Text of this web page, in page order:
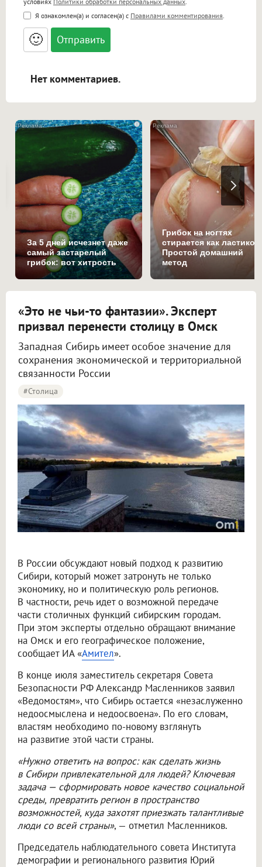
<b>, <strong>, <u>, <i>, <em>, <s>, <big>,
<small>, <sup>, <sub>, <pre>, <ul>, <ol>, <li>,
<blockquote>, <code> экранирует HTML,
адреса URL автоматически становятся
ссылками, и [img]адрес[/img] будет
Я ознакомлен(а) и согласен(а) с Правилами комментирования
🙂
Нет комментариев.
i
За 5 дней исчезнет даже
самый застарелый
грибок: вот хитрость
Грибок на ногтях
стирается как
Простой домашний
метод
«Это не чьи-то фантазии». Эксперт
призвал перенести столицу в Омск
Западная Сибирь имеет особое значение для
сохранения экономической и территориальной
связанности России
#столица
В России обсуждают новый подход к развитию
Сибири, который может затронуть не только
экономику, но и политическую роль регионов.
В частности, речь идет о возможной передаче
части столичных функций сибирским городам.
При этом эксперты отдельно обращают внимание
на Омск и его географическое положение,
сообщает ИА «Амител».
В конце июля заместитель секретаря Совета
Безопасности РФ Александр Масленников заявил
«Ведомостям», что Сибирь остается «незаслуженно
недоосмыслена и недоосвоена». По его словам,
властям необходимо по-новому взглянуть
на развитие этой части страны.
«Нужно ответить на вопрос: как сделать жизнь
в Сибири привлекательной для людей? Ключевая
задача — сформировать новое качество социальной
среды, превратить регион в пространство
возможностей, куда захотят приезжать талантливые
люди со всей страны», — отметил Масленников.
Председатель наблюдательного совета Института
демографии и регионального развития Юрий